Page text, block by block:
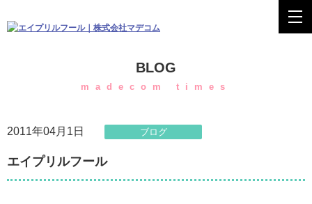
BLOG
madecom times
2011年04月1日 ブログ
エイプリルフール